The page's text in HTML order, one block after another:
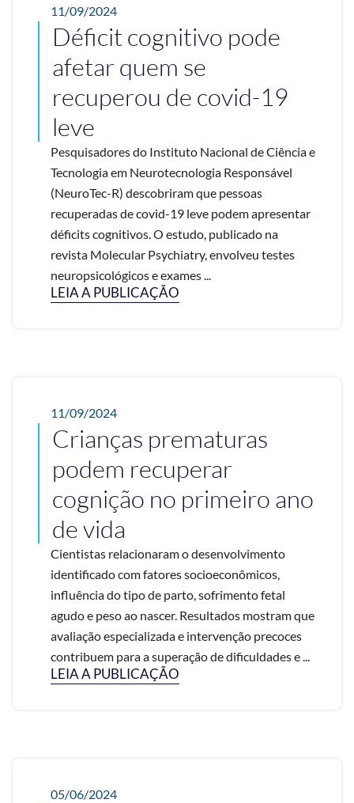
11/09/2024
Déficit cognitivo pode
afetar quem se
recuperou de covid-19
leve
Pesquisadores do Instituto Nacional de Ciência e
Tecnologia em Neurotecnologia Responsável
(NeuroTec-R) descobriram que pessoas
recuperadas de covid-19 leve podem apresentar
déficits cognitivos. O estudo, publicado na
revista Molecular Psychiatry, envolveu testes
neuropsicológicos e exames ...
LEIA A PUBLICAÇÃO
11/09/2024
Crianças prematuras
podem recuperar
cognição no primeiro ano
de vida
Cientistas relacionaram o desenvolvimento
identificado com fatores socioeconômicos,
influência do tipo de parto, sofrimento fetal
agudo e peso ao nascer. Resultados mostram que
avaliação especializada e intervenção precoces
contribuem para a superação de dificuldades e ...
LEIA A PUBLICAÇÃO
05/06/2024